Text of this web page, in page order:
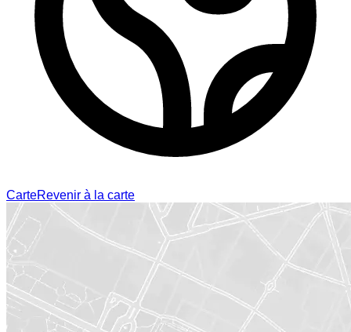
CarteRevenir à la carte